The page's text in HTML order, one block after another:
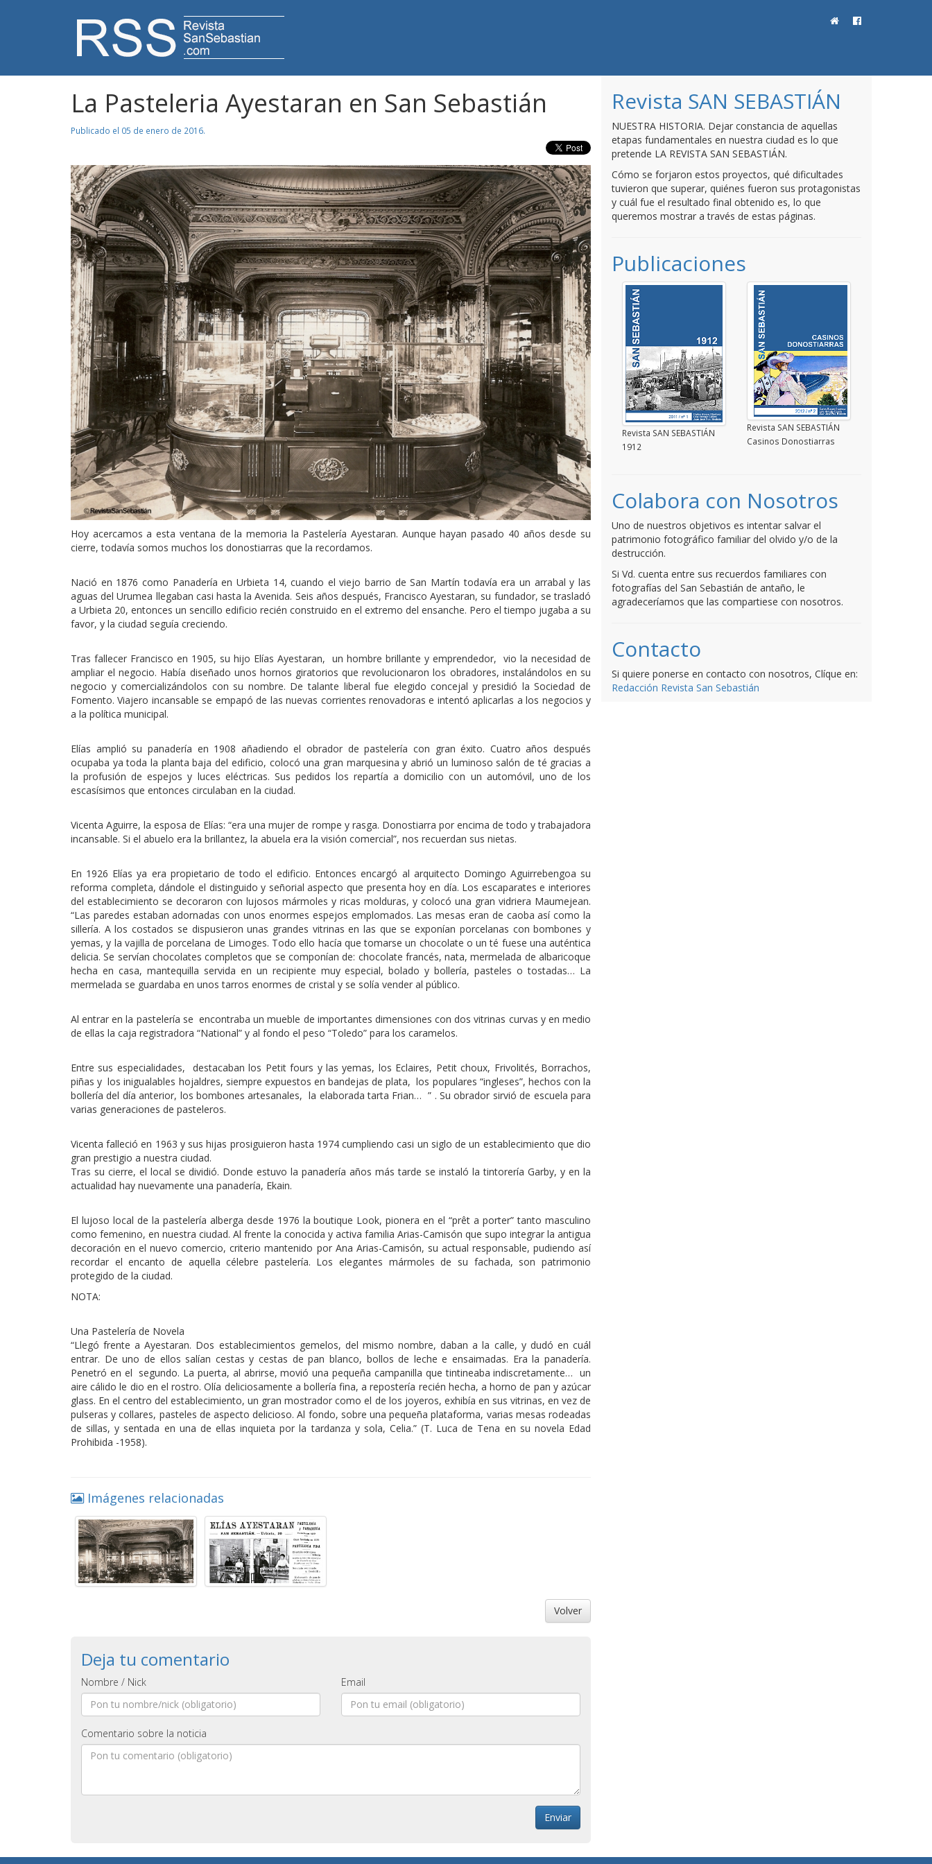
RevistaSanSebastian.com
La Pasteleria Ayestaran en San Sebastián
Publicado el 05 de enero de 2016.
Hoy acercamos a esta ventana de la memoria la Pastelería Ayestaran. Aunque hayan pasado 40 años desde su
cierre, todavía somos muchos los donostiarras que la recordamos.
Nació en 1876 como Panadería en Urbieta 14, cuando el viejo barrio de San Martín todavía era un arrabal y las
aguas del Urumea llegaban casi hasta la Avenida. Seis años después, Francisco Ayestaran, su fundador, se trasladó
a Urbieta 20, entonces un sencillo edificio recién construido en el extremo del ensanche. Pero el tiempo jugaba a su
favor, y la ciudad seguía creciendo.
Tras fallecer Francisco en 1905, su hijo Elías Ayestaran, un hombre brillante y emprendedor, vio la necesidad de
ampliar el negocio. Había diseñado unos hornos giratorios que revolucionaron los obradores, instalándolos en su
negocio y comercializándolos con su nombre. De talante liberal fue elegido concejal y presidió la Sociedad de
Fomento. Viajero incansable se empapó de las nuevas corrientes renovadoras e intentó aplicarlas a los negocios y
a la política municipal.
Elías amplió su panadería en 1908 añadiendo el obrador de pastelería con gran éxito. Cuatro años después
ocupaba ya toda la planta baja del edificio, colocó una gran marquesina y abrió un luminoso salón de té gracias a
la profusión de espejos y luces eléctricas. Sus pedidos los repartía a domicilio con un automóvil, uno de los
escasísimos que entonces circulaban en la ciudad.
Vicenta Aguirre, la esposa de Elías: “era una mujer de rompe y rasga. Donostiarra por encima de todo y trabajadora
incansable. Si el abuelo era la brillantez, la abuela era la visión comercial”, nos recuerdan sus nietas.
En 1926 Elías ya era propietario de todo el edificio. Entonces encargó al arquitecto Domingo Aguirrebengoa su
reforma completa, dándole el distinguido y señorial aspecto que presenta hoy en día. Los escaparates e interiores
del establecimiento se decoraron con lujosos mármoles y ricas molduras, y colocó una gran vidriera Maumejean.
“Las paredes estaban adornadas con unos enormes espejos emplomados. Las mesas eran de caoba así como la
sillería. A los costados se dispusieron unas grandes vitrinas en las que se exponían porcelanas con bombones y
yemas, y la vajilla de porcelana de Limoges. Todo ello hacía que tomarse un chocolate o un té fuese una auténtica
delicia. Se servían chocolates completos que se componían de: chocolate francés, nata, mermelada de albaricoque
hecha en casa, mantequilla servida en un recipiente muy especial, bolado y bollería, pasteles o tostadas… La
mermelada se guardaba en unos tarros enormes de cristal y se solía vender al público.
Al entrar en la pastelería se encontraba un mueble de importantes dimensiones con dos vitrinas curvas y en medio
de ellas la caja registradora “National” y al fondo el peso “Toledo” para los caramelos.
Entre sus especialidades, destacaban los Petit fours y las yemas, los Eclaires, Petit choux, Frivolités, Borrachos,
piñas y los inigualables hojaldres, siempre expuestos en bandejas de plata, los populares “ingleses”, hechos con la
bollería del día anterior, los bombones artesanales, la elaborada tarta Frian… ” . Su obrador sirvió de escuela para
varias generaciones de pasteleros.
Vicenta falleció en 1963 y sus hijas prosiguieron hasta 1974 cumpliendo casi un siglo de un establecimiento que dio
gran prestigio a nuestra ciudad.
Tras su cierre, el local se dividió. Donde estuvo la panadería años más tarde se instaló la tintorería Garby, y en la
actualidad hay nuevamente una panadería, Ekain.
El lujoso local de la pastelería alberga desde 1976 la boutique Look, pionera en el “prêt a porter” tanto masculino
como femenino, en nuestra ciudad. Al frente la conocida y activa familia Arias-Camisón que supo integrar la antigua
decoración en el nuevo comercio, criterio mantenido por Ana Arias-Camisón, su actual responsable, pudiendo así
recordar el encanto de aquella célebre pastelería. Los elegantes mármoles de su fachada, son patrimonio
protegido de la ciudad.
NOTA:
Una Pastelería de Novela
“Llegó frente a Ayestaran. Dos establecimientos gemelos, del mismo nombre, daban a la calle, y dudó en cuál
entrar. De uno de ellos salían cestas y cestas de pan blanco, bollos de leche e ensaimadas. Era la panadería.
Penetró en el segundo. La puerta, al abrirse, movió una pequeña campanilla que tintineaba indiscretamente… un
aire cálido le dio en el rostro. Olía deliciosamente a bollería fina, a repostería recién hecha, a horno de pan y azúcar
glass. En el centro del establecimiento, un gran mostrador como el de los joyeros, exhibía en sus vitrinas, en vez de
pulseras y collares, pasteles de aspecto delicioso. Al fondo, sobre una pequeña plataforma, varias mesas rodeadas
de sillas, y sentada en una de ellas inquieta por la tardanza y sola, Celia.” (T. Luca de Tena en su novela Edad
Prohibida -1958).
Imágenes relacionadas
Volver
Deja tu comentario
Nombre / Nick Email
Comentario sobre la noticia
Revista SAN SEBASTIÁN
NUESTRA HISTORIA. Dejar constancia de aquellas
etapas fundamentales en nuestra ciudad es lo que
pretende LA REVISTA SAN SEBASTIÁN.
Cómo se forjaron estos proyectos, qué dificultades
tuvieron que superar, quiénes fueron sus protagonistas
y cuál fue el resultado final obtenido es, lo que
queremos mostrar a través de estas páginas.
Publicaciones
Revista SAN SEBASTIÁN
1912
Revista SAN SEBASTIÁN
Casinos Donostiarras
Colabora con Nosotros
Uno de nuestros objetivos es intentar salvar el
patrimonio fotográfico familiar del olvido y/o de la
destrucción.
Si Vd. cuenta entre sus recuerdos familiares con
fotografías del San Sebastián de antaño, le
agradeceríamos que las compartiese con nosotros.
Contacto
Si quiere ponerse en contacto con nosotros, Clíque en:
Redacción Revista San Sebastián